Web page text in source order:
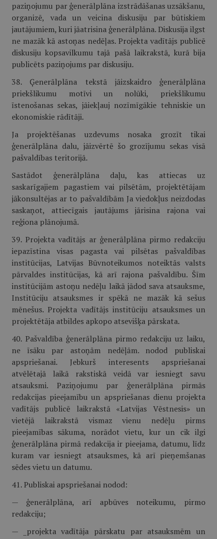
paziņojumu par ģenerālplāna izstrādāšanas uzsākšanu,
organizē, vada un veicina diskusiju par būtiskiem
jautājumiem, kuri jāatrisina ģenerālplāna. Diskusija ilgst
ne mazāk kā astoņas nedēļas. Projekta vadītājs publicē
diskusiju kopsavilkumu tajā pašā laikrakstā, kurā bija
publicēts paziņojums par diskusiju.
38. Ģenerālplāna tekstā jāizskaidro ģenerālplāna
priekšlikumu motīvi un nolūki, priekšlikumu
īstenošanas sekas, jāiekļauj nozīmīgākie tehniskie un
ekonomiskie rādītāji.
Ja projektēšanas uzdevums nosaka grozīt tikai
ģenerālplāna dalu, jāizvērtē šo grozījumu sekas visā
pašvaldības teritorijā.
Sastādot ģenerālplāna daļu, kas attiecas uz
saskarīgajiem pagastiem vai pilsētām, projektētājam
jākonsultējas ar to pašvaldībām Ja viedokļus neizdodas
saskaņot, attiecīgais jautājums jārisina rajona vai
reģiona plānojumā.
39. Projekta vadītājs ar ģenerālplāna pirmo redakciju
iepazīstina visas pagasta vai pilsētas pašvaldības
institūcijas, Latvijas Būvnoteikumos noteiktās valsts
pārvaldes institūcijas, kā arī rajona pašvaldību. Šīm
institūcijām astoņu nedēļu laikā jādod sava atsauksme,
Institūciju atsauksmes ir spēkā ne mazāk kā sešus
mēnešus. Projekta vadītājs institūciju atsauksmes un
projektētāja atbildes apkopo atsevišķa pārskata.
40. Pašvaldība ģenerālplāna pirmo redakciju uz laiku,
ne īsāku par astoņām nedēļām. nodod publiskai
apspriešanai. Jebkurš interesents apspriešanai
atvēlētajā laikā rakstiskā veidā var iesniegt savu
atsauksmi. Paziņojumu par ģenerālplāna pirmās
redakcijas pieejamību un apspriešanas dienu projekta
vadītājs publicē laikrakstā «Latvijas Vēstnesis» un
vietējā laikrakstā vismaz vienu nedēļu pirms
pieejamības sākuma, norādot vietu, kur un cik ilgi
ģenerālplāna pirmā redakcija ir pieejama, datumu, līdz
kuram var iesniegt atsauksmes, kā arī pieņemšanas
sēdes vietu un datumu.
41. Publiskai apspriešanai nodod:
— ģenerālplāna, arī apbūves noteikumu, pirmo
redakciju;
— _projekta vadītāja pārskatu par atsauksmēm un